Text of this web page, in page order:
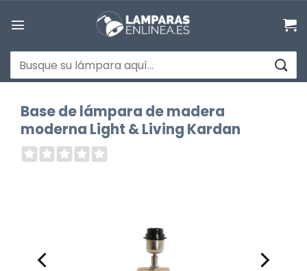
Buscar
por:
Base de lámpara de madera
moderna Light & Living Kardan